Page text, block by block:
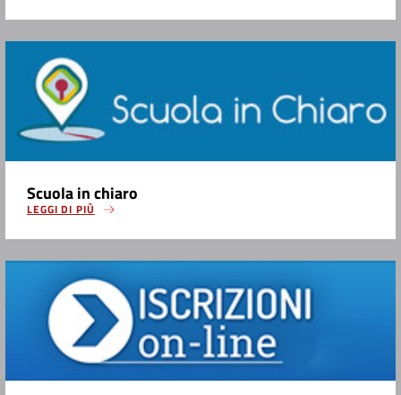
Scuola in chiaro
LEGGI DI PIÙ